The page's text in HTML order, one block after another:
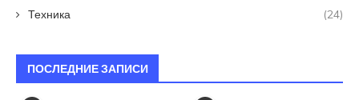
Техника (24)
ПОСЛЕДНИЕ ЗАПИСИ